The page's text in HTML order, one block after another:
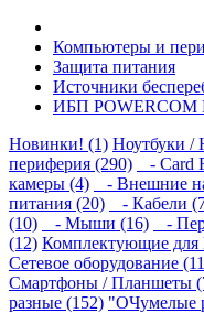
Компьютеры и
Защита питания
Источники
ИБП POWERCOM
Новинки! (1) Ноутбуки /
периферия (290)
- Card
камеры (4)
- Внешние
питания (20)
- Кабели
(10)
- Мыши (16) -
(12) Комплектующие
Сетевое оборудование
Смартфоны / Планшеты
разные (152) "ОЧумелые